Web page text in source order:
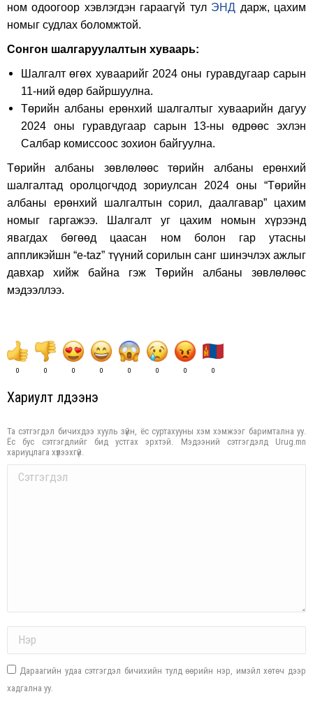
ном одоогоор хэвлэгдэн гараагүй тул ЭНД дарж, цахим
номыг судлах боломжтой.
Сонгон шалгаруулалтын хуваарь:
Шалгалт өгөх хуваарийг 2024 оны гуравдугаар сарын
11-ний өдөр байршуулна.
Төрийн албаны ерөнхий шалгалтыг хуваарийн дагуу
2024 оны гуравдугаар сарын 13-ны өдрөөс эхлэн
Салбар комиссоос зохион байгуулна.
Төрийн албаны зөвлөлөөс төрийн албаны ерөнхий
шалгалтад оролцогчдод зориулсан 2024 оны “Төрийн
албаны ерөнхий шалгалтын сорил, даалгавар” цахим
номыг гаргажээ. Шалгалт уг цахим номын хүрээнд
явагдах бөгөөд цаасан ном болон гар утасны
аппликэйшн “e-taz” түүний сорилын санг шинэчлэх ажлыг
давхар хийж байна гэж Төрийн албаны зөвлөлөөс
мэдээллээ.
0 0 0 0 0 0 0 0
Хариулт үлдээнэ үү
Та сэтгэгдэл бичихдээ хууль зүйн, ёс суртахууны хэм хэмжээг баримтална уу.
Ёс бус сэтгэгдлийг бид устгах эрхтэй. Мэдээний сэтгэгдэлд Urug.mn
хариуцлага хүлээхгүй.
Comment
Дараагийн удаа сэтгэгдэл бичихийн тулд өөрийн нэр, имэйл хөтөч дээр
хадгална уу.